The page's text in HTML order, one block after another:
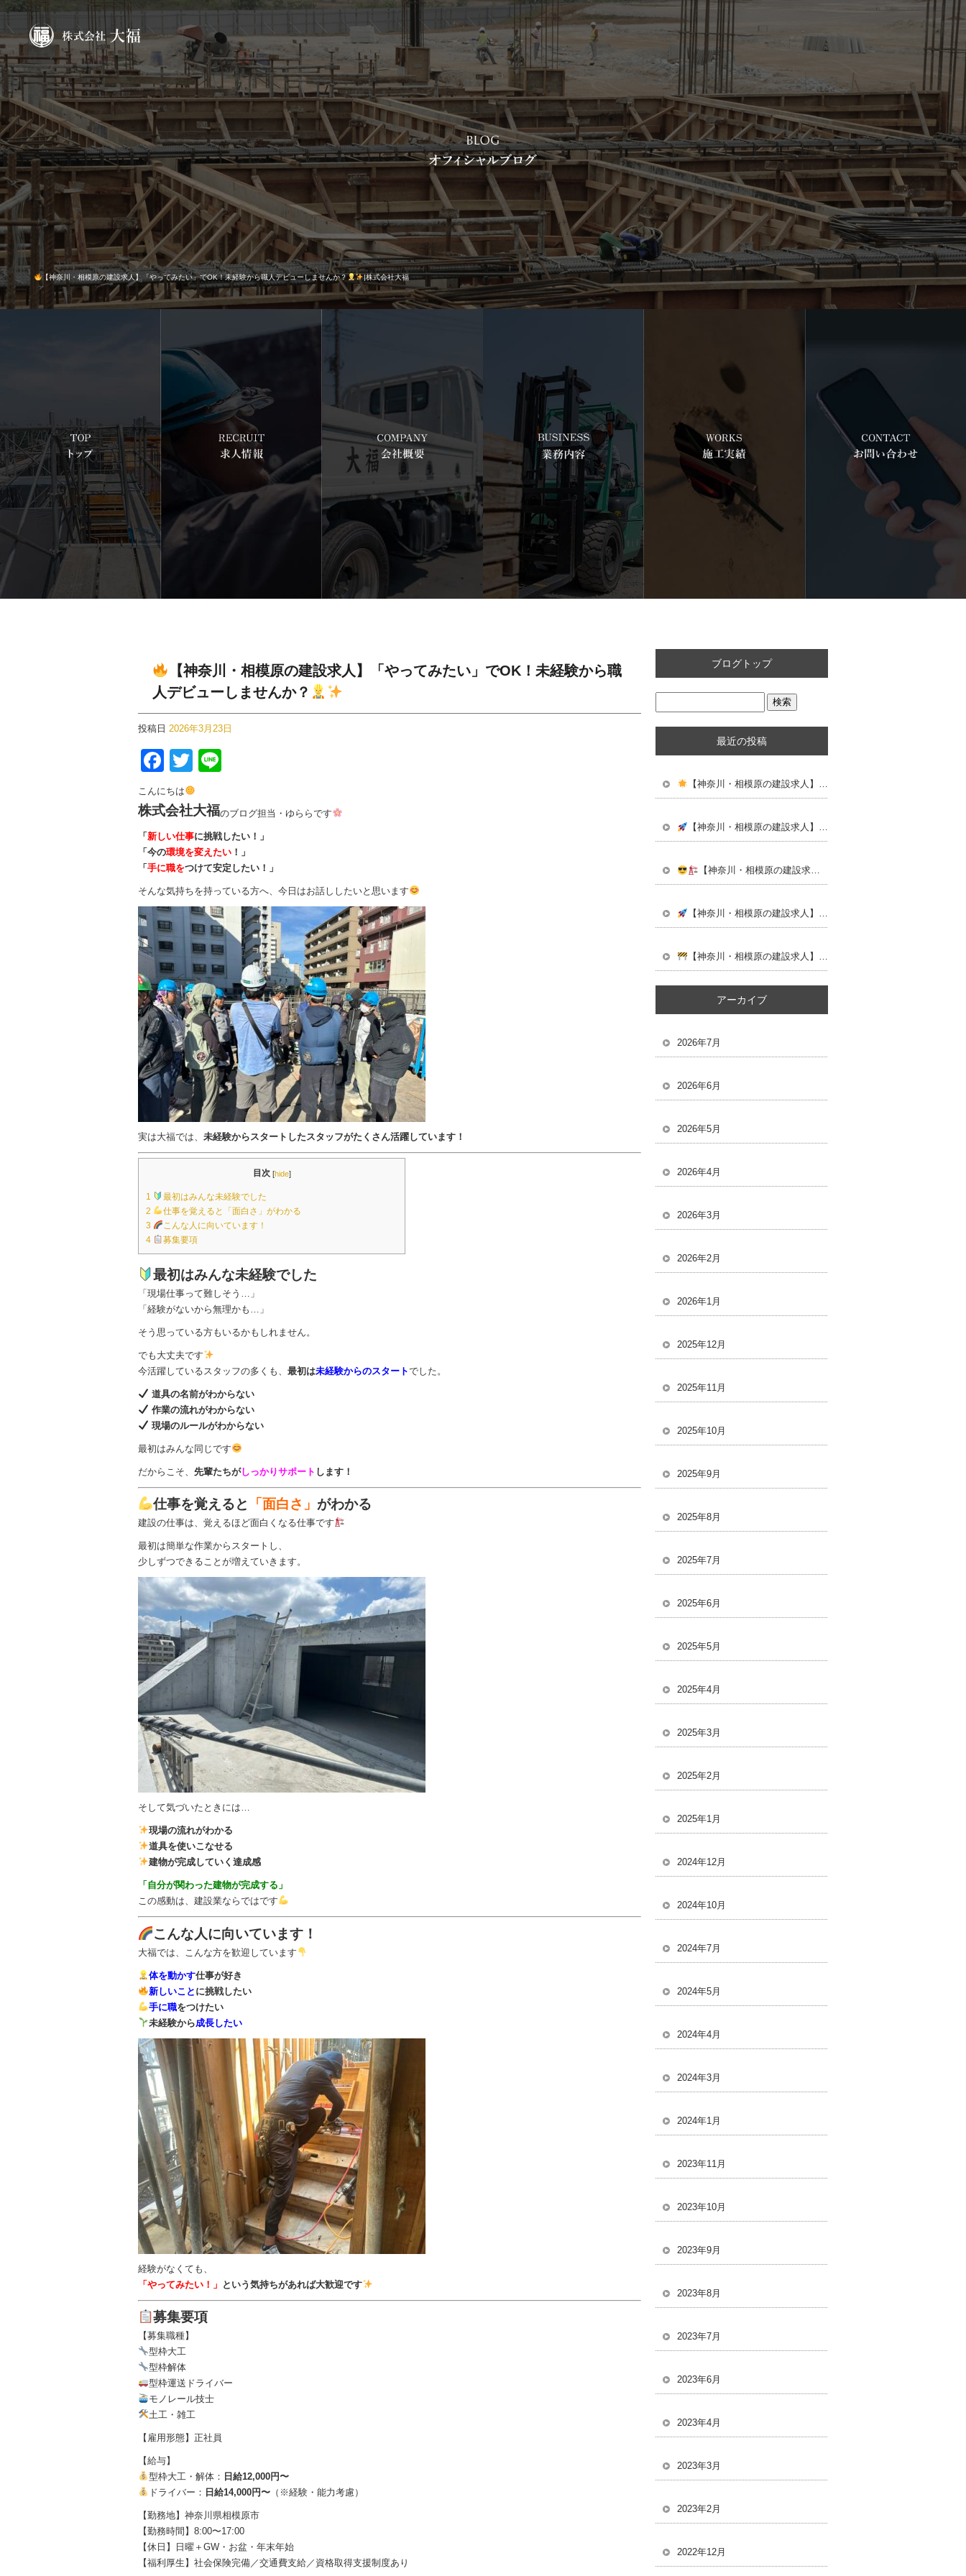
【神奈川・相模原の建設求人】「やってみたい」でOK！未経験から職人デビューしませんか？ |株式会社大福
【神奈川・相模原の建設求人】「やってみたい」でOK！未経験から職
人デビューしませんか？
投稿日 2026年3月23日
F
a
c
e
b
o
o
k
T
wi
tt
er
e
こんにちは
株式会社大福のブログ担当・ゆららです
「 新しい仕事に挑戦したい！」
「今の環境を変えたい ！」
「 手に職をつけて安定したい！」
そんな気持ちを持っている方へ、今日はお話ししたいと思います
実は大福では、 未経験からスタートしたスタッフがたくさん活躍しています！
目次 [hide]
1
最初はみんな未経験でした
2
仕事を覚えると「面白さ」がわかる
3
こんな人に向いています！
4
募集要項
最初はみんな未経験でした
「現場仕事って難しそう…」
「経験がないから無理かも…」
そう思っている方もいるかもしれません。
でも大丈夫です
今活躍しているスタッフの多くも、 最初は未経験からのスタートでした。
道具の名前がわからない
作業の流れがわからない
現場のルールがわからない
最初はみんな同じです
だからこそ、 先輩たちがしっかりサポート します！
仕事を覚えると 「面白さ」がわかる
建設の仕事は、覚えるほど面白くなる仕事です
最初は簡単な作業からスタートし、
少しずつできることが増えていきます。
そして気づいたときには…
現場の流れがわかる
道具を使いこなせる
建物が完成していく達成感
「自分が関わった建物が完成する」
この感動は、建設業ならではです
こんな人に向いています！
大福では、こんな方を歓迎しています
体を動かす仕事が好き
新しいこと に挑戦したい
手に職をつけたい
未経験から成長したい
経験がなくても、
「やってみたい！」 という気持ちがあれば大歓迎です
募集要項
【募集職種】
型枠大工
型枠解体
型枠運送ドライバー
モノレール技士
土工・雑工
【雇用形態】正社員
【給与】
型枠大工・解体： 日給12,000円〜
ドライバー： 日給14,000円〜（※経験・能力考慮）
【勤務地】神奈川県相模原市
【勤務時間】8:00〜17:00
【休日】日曜＋GW・お盆・年末年始
【福利厚生】社会保険完備／交通費支給／資格取得支援制度あり
ブログトップ
最近の投稿
【神奈川・相模原の建設求人】仕事は”楽しい”が一番！未経験から始める建設の仕事
【神奈川・相模原の建設求人】20代・30代で差がつく！未経験から”本気で成長できる仕事”始めませんか？
【神奈川・相模原の建設求人】学校じゃ教えてくれない。“本物の技術”を身につけるなら今だ
【神奈川・相模原の建設求人】同世代と差がつく仕事。若いうちに“武器”を手に入れろ
【神奈川・相模原の建設求人】“仕事できる男”ってカッコいい。未経験から本気で成長しよう
アーカイブ
2026年7月
2026年6月
2026年5月
2026年4月
2026年3月
2026年2月
2026年1月
2025年12月
2025年11月
2025年10月
2025年9月
2025年8月
2025年7月
2025年6月
2025年5月
2025年4月
2025年3月
2025年2月
2025年1月
2024年12月
2024年10月
2024年7月
2024年5月
2024年4月
2024年3月
2024年1月
2023年11月
2023年10月
2023年9月
2023年8月
2023年7月
2023年6月
2023年4月
2023年3月
2023年2月
2022年12月